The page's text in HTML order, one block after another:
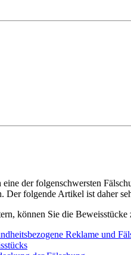
der folgenschwersten
folgende Artikel ist daher
können Sie die
Reklame und